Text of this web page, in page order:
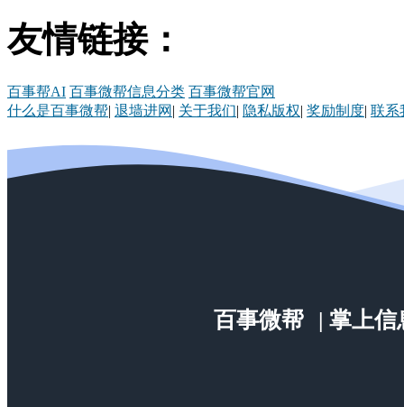
友情链接：
百事帮AI 百事微帮信息分类 百事微帮官网
什么是百事微帮| 退墙进网 | 关于我们| 隐私版权| 奖励制度| 联系
百事微帮 | 掌上